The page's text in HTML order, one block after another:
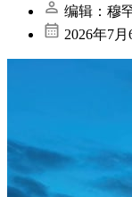
编辑：穆
2026年7月